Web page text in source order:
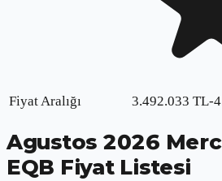
Fiyat Aralığı 3.492.033 TL-
Agustos 2026
EQB Fiyat Listesi